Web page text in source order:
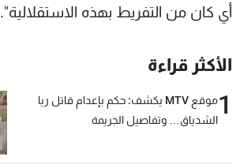
أي كان من التفريط بهذه الاستقلالية".
الأكثر قراءة
1
موقع MTV يكشف: حكم بإعدام قاتل ريا
الشدياق… وتفاصيل الجريمة
سياسة الخصوصية